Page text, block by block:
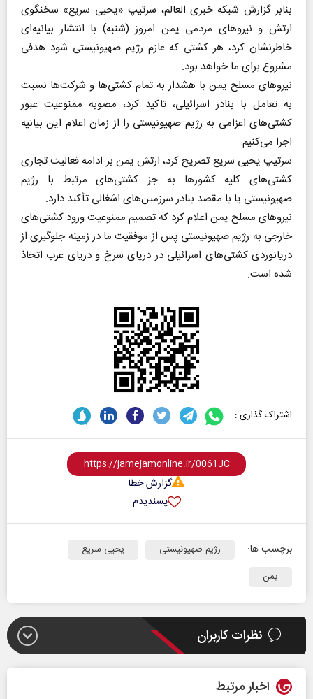
بنابر گزارش شبکه خبری العالم، سرتیپ «یحیی سریع» سخنگوی
ارتش و نیرو‌های مردمی یمن امروز (شنبه) با انتشار بیانیه‌ای
خاطرنشان کرد، هر کشتی که عازم رژیم صهیونیستی شود هدفی
مشروع برای ما خواهد بود.
نیرو‌های مسلح یمن با هشدار به تمام کشتی‌ها و شرکت‌ها نسبت
به تعامل با بنادر اسرائیلی، تاکید کرد، مصوبه ممنوعیت عبور
کشتی‌های اعزامی به رژیم صهیونیستی را از زمان اعلام این بیانیه
اجرا می‌کنیم.
سرتیپ یحیی سریع تصریح کرد، ارتش یمن بر ادامه فعالیت تجاری
کشتی‌های کلیه کشور‌ها به جز کشتی‌های مرتبط با رژیم
صهیونیستی یا با مقصد بنادر سرزمین‌های اشغالی تأکید دارد.
نیرو‌های مسلح یمن اعلام کرد که تصمیم ممنوعیت ورود کشتی‌های
خارجی به رژیم صهیونیستی پس از موفقیت ما در زمینه جلوگیری از
دریانوردی کشتی‌های اسرائیلی در دریای سرخ و دریای عرب اتخاذ
شده است.
اشتراک گذاری :
گزارش خطا
پسندیدم
برچسب ها: رژیم صهیونیستی
یحیی سریع
یمن
نظرات کاربران
اخبار مرتبط